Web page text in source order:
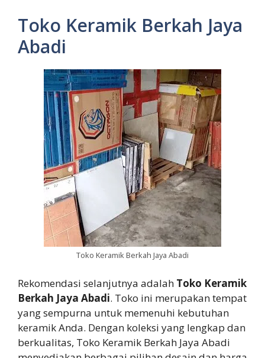
Toko Keramik Berkah Jaya
Abadi
Toko Keramik Berkah Jaya Abadi
Rekomendasi selanjutnya adalah Toko Keramik
Berkah Jaya Abadi. Toko ini merupakan tempat
yang sempurna untuk memenuhi kebutuhan
keramik Anda. Dengan koleksi yang lengkap dan
berkualitas, Toko Keramik Berkah Jaya Abadi